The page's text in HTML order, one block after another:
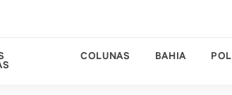
COLUNAS BAHIA